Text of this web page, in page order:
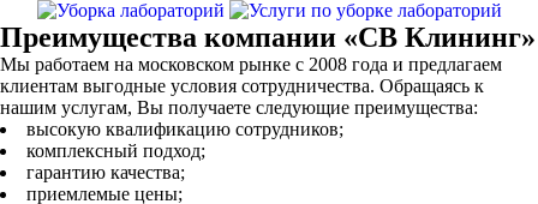
Преимущества компании «СВ Клининг»
Мы работаем на московском рынке с 2008 года и предлагаем
клиентам выгодные условия сотрудничества. Обращаясь к
нашим услугам, Вы получаете следующие преимущества:
высокую квалификацию сотрудников;
комплексный подход;
гарантию качества;
приемлемые цены;